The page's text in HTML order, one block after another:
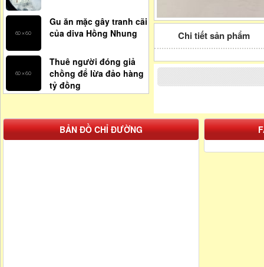
Gu ăn mặc gây tranh cãi
của diva Hồng Nhung
Thuê người đóng giả
chồng để lừa đảo hàng
tỷ đồng
Chi tiết sản phẩm
BẢN ĐỒ CHỈ ĐƯỜNG